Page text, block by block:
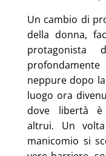
Un cambio di
della donna,
protagonista
neppure dopo
luogo ora
dove libertà è
altrui. Un
manicomio si